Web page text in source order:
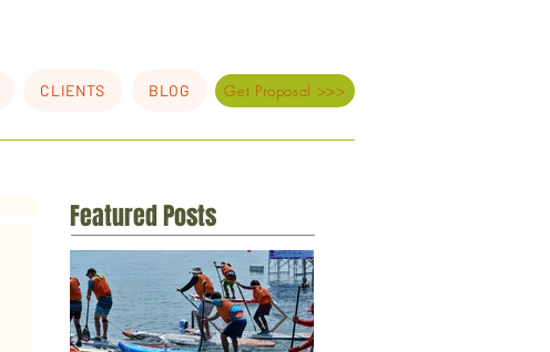
CLIENTS BLOG Get Proposal >>>
Featured Posts